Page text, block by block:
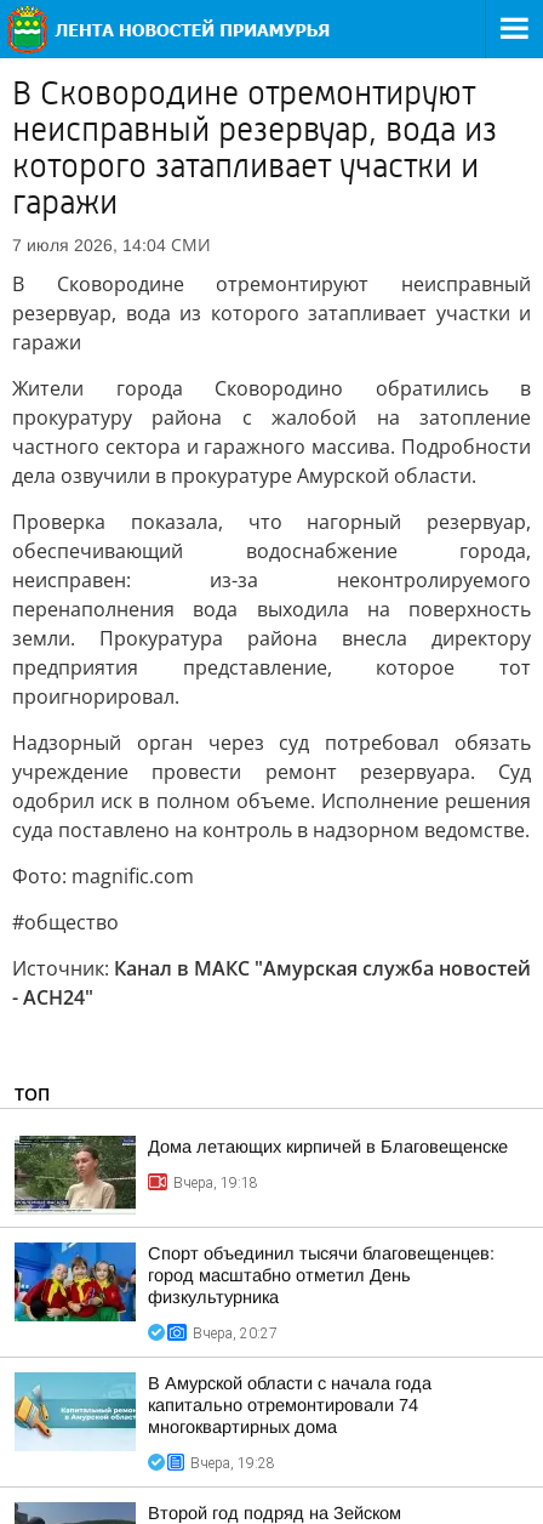
В Сковородине отремонтируют
неисправный резервуар, вода из
которого затапливает участки и
гаражи
7 июля 2026, 14:04 СМИ
В Сковородине отремонтируют неисправный
резервуар, вода из которого затапливает участки и
гаражи
Жители города Сковородино обратились в
прокуратуру района с жалобой на затопление
частного сектора и гаражного массива. Подробности
дела озвучили в прокуратуре Амурской области.
Проверка показала, что нагорный резервуар,
обеспечивающий водоснабжение города,
неисправен: из-за неконтролируемого
перенаполнения вода выходила на поверхность
земли. Прокуратура района внесла директору
предприятия представление, которое тот
проигнорировал.
Надзорный орган через суд потребовал обязать
учреждение провести ремонт резервуара. Суд
одобрил иск в полном объеме. Исполнение решения
суда поставлено на контроль в надзорном ведомстве.
Фото: magnific.com
#общество
Источник: Канал в МАКС "Амурская служба новостей
- АСН24"
ТОП
Дома летающих кирпичей в Благовещенске
Вчера, 19:18
Спорт объединил тысячи благовещенцев:
город масштабно отметил День
физкультурника
Вчера, 20:27
В Амурской области с начала года
капитально отремонтировали 74
многоквартирных дома
Вчера, 19:28
Второй год подряд на Зейском